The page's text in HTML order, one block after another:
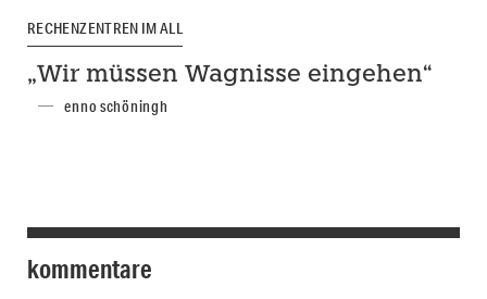
RECHENZENTREN IM ALL
„Wir müssen Wagnisse eingehen“
enno schöningh
kommentare